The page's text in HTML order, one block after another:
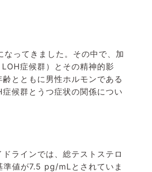
ってきました。その中で、加
症候群）とその精神的影
とともに男性ホルモンである
候群とうつ症状の関係につい
ラインでは、総テストステロ
値が7.5 pg/mLとされていま